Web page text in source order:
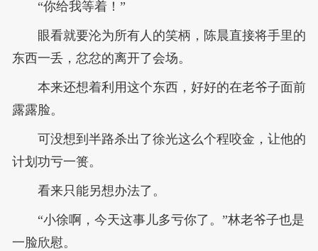
“你给我等着！”
眼看就要沦为所有人的笑柄，陈晨直接将手里的
东西一丢，忿忿的离开了会场。
本来还想着利用这个东西，好好的在老爷子面前
露露脸。
可没想到半路杀出了徐光这么个程咬金，让他的
计划功亏一篑。
看来只能另想办法了。
“小徐啊，今天这事儿多亏你了。”林老爷子也是
一脸欣慰。